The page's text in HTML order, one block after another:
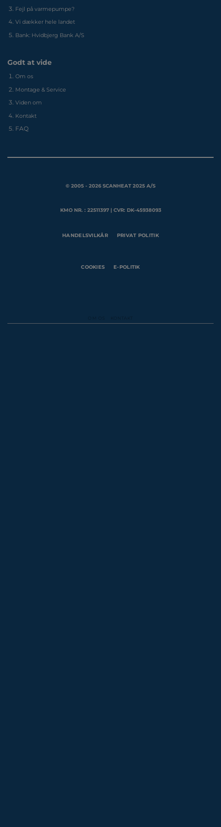
Fejl på varmepumpe?
Vi dækker hele landet
Bank: Hvidbjerg Bank A/S
Godt at vide
Om os
Montage & Service
Viden om
Kontakt
FAQ
© 2005 - 2026 SCANHEAT 2025 A/S
KMO NR. : 22511397 | CVR: DK-45938093
HANDELSVILKÅR PRIVAT POLITIK
COOKIES E-POLITIK
OM OS KONTAKT